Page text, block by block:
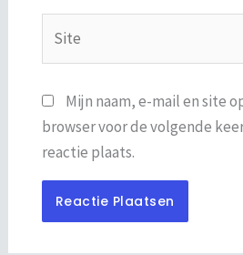
Mijn naam, e-mail en site
browser voor de volgende
reactie plaats.